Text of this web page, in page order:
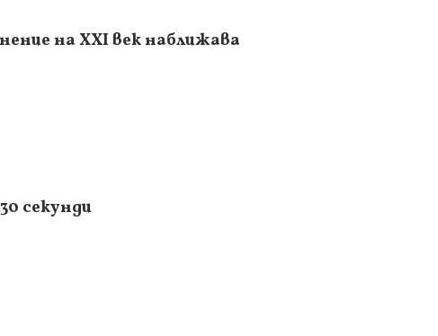
на XXI век наближава
секунди